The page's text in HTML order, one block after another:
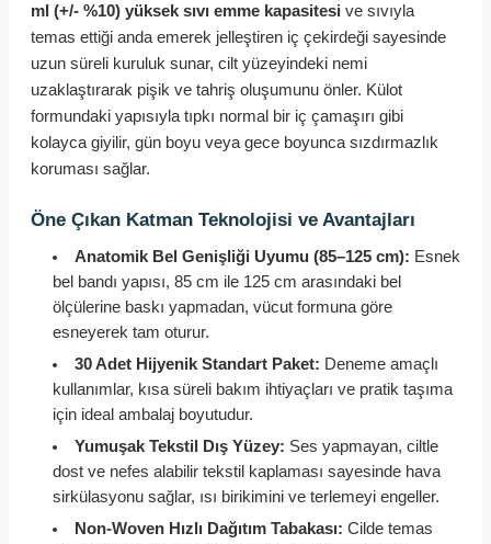
ml (+/- %10) yüksek sıvı emme kapasitesi ve sıvıyla
temas ettiği anda emerek jelleştiren iç çekirdeği sayesinde
uzun süreli kuruluk sunar, cilt yüzeyindeki nemi
uzaklaştırarak pişik ve tahriş oluşumunu önler. Külot
formundaki yapısıyla tıpkı normal bir iç çamaşırı gibi
kolayca giyilir, gün boyu veya gece boyunca sızdırmazlık
koruması sağlar.
Öne Çıkan Katman Teknolojisi ve Avantajları
Anatomik Bel Genişliği Uyumu (85–125 cm): Esnek
bel bandı yapısı, 85 cm ile 125 cm arasındaki bel
ölçülerine baskı yapmadan, vücut formuna göre
esneyerek tam oturur.
30 Adet Hijyenik Standart Paket: Deneme amaçlı
kullanımlar, kısa süreli bakım ihtiyaçları ve pratik taşıma
için ideal ambalaj boyutudur.
Yumuşak Tekstil Dış Yüzey: Ses yapmayan, ciltle
dost ve nefes alabilir tekstil kaplaması sayesinde hava
sirkülasyonu sağlar, ısı birikimini ve terlemeyi engeller.
Non-Woven Hızlı Dağıtım Tabakası: Cilde temas